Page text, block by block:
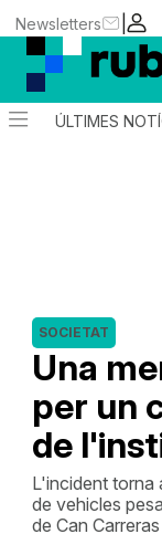
|
Newsletters
ÚLTIMES
Una
per un
de
SOCIETAT
L'incident torna
de vehicles
de Can Carreras